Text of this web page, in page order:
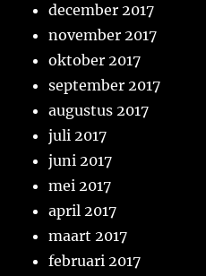
december 2017
november 2017
oktober 2017
september 2017
augustus 2017
juli 2017
juni 2017
mei 2017
april 2017
maart 2017
februari 2017